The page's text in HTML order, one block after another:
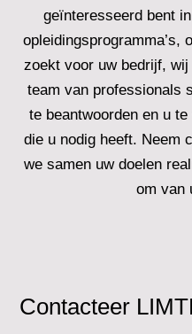
geïnteresseerd bent
opleidingsprogramma’s,
zoekt voor uw bedrijf,
team van professionals
te beantwoorden en u
die u nodig heeft. Neem
we samen uw doelen
om van
Contacteer